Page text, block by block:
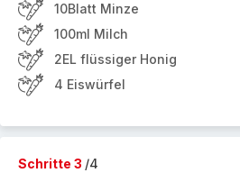
10Blatt Minze
100ml Milch
2EL flüssiger Honig
4 Eiswürfel
Schritte 3 /4